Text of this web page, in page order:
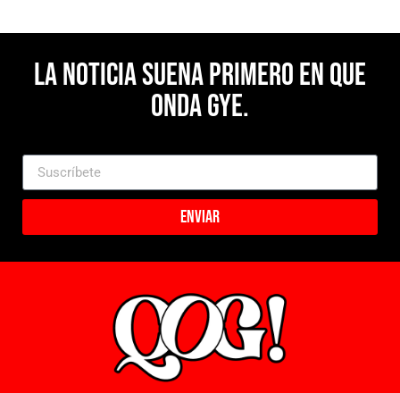
La noticia suena primero en Que
Onda Gye.
Enviar